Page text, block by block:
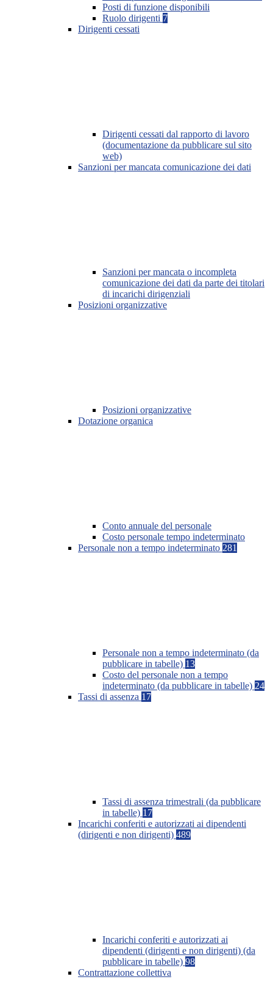
Posti di funzione disponibili
Ruolo dirigenti 7
Dirigenti cessati
Dirigenti cessati dal rapporto di lavoro
(documentazione da pubblicare sul sito
web)
Sanzioni per mancata comunicazione dei dati
Sanzioni per mancata o incompleta
comunicazione dei dati da parte dei titolari
di incarichi dirigenziali
Posizioni organizzative
Posizioni organizzative
Dotazione organica
Conto annuale del personale
Costo personale tempo indeterminato
Personale non a tempo indeterminato 281
Personale non a tempo indeterminato (da
pubblicare in tabelle) 13
Costo del personale non a tempo
indeterminato (da pubblicare in tabelle) 24
Tassi di assenza 17
Tassi di assenza trimestrali (da pubblicare
in tabelle) 17
Incarichi conferiti e autorizzati ai dipendenti
(dirigenti e non dirigenti) 489
Incarichi conferiti e autorizzati ai
dipendenti (dirigenti e non dirigenti) (da
pubblicare in tabelle) 98
Contrattazione collettiva